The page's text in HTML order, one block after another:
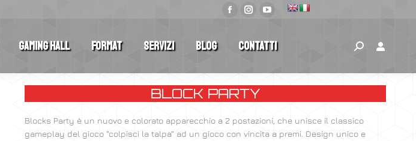
Gaming Hall Format Servizi Blog Contatti
BLOCK PARTY
Blocks Party è un nuovo e colorato apparecchio a 2 postazioni, che unisce il classico
gameplay del gioco “colpisci la talpa” ad un gioco con vincita a premi. Design unico e